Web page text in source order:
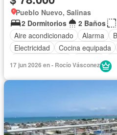
Pueblo Nuevo, Salinas
2 Dormitorios
2 Baños
Aire acondicionado
Alarma
Electricidad
Cocina equipada
Área para niños
Conserje
Completamente
17 jun 2026 en - Rocío Vásconez